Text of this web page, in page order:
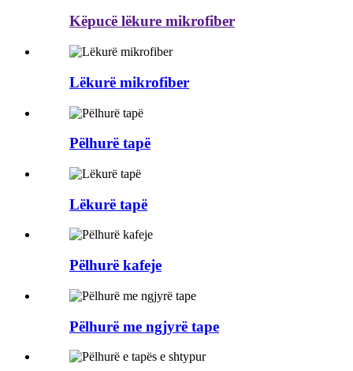
Këpucë lëkure mikrofiber
Lëkurë mikrofiber
Pëlhurë tapë
Lëkurë tapë
Pëlhurë kafeje
Pëlhurë me ngjyrë tape